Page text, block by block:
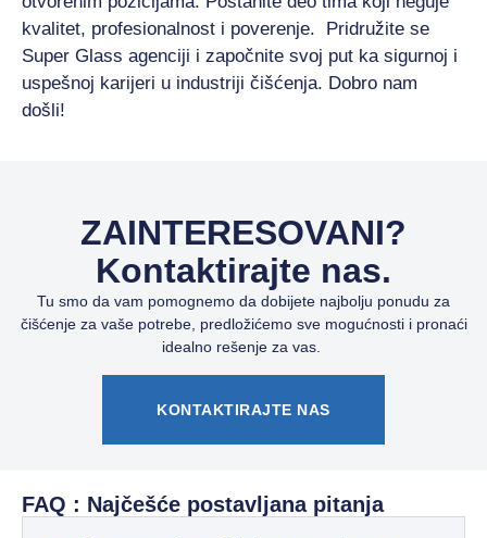
kvalitet, profesionalnost i poverenje. Pridružite se
Super Glass agenciji i započnite svoj put ka sigurnoj i
uspešnoj karijeri u industriji čišćenja. Dobro nam
došli!
ZAINTERESOVANI?
Kontaktirajte nas.
Tu smo da vam pomognemo da dobijete najbolju ponudu za
čišćenje za vaše potrebe, predložićemo sve mogućnosti i pronaći
idealno rešenje za vas.
KONTAKTIRAJTE NAS
FAQ : Najčešće postavljana pitanja